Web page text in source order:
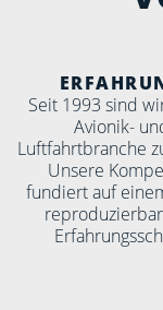
Seit 1993 sind
Avionik-
Luftfahrtbranche
Unsere
fundiert auf